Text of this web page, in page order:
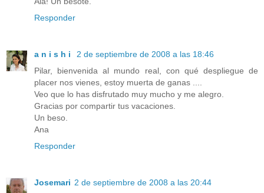
Responder
a n i s h i
2 de septiembre de 2008 a las 18:46
Pilar, bienvenida al mundo real, con qué despliegue de
placer nos vienes, estoy muerta de ganas ....
Veo que lo has disfrutado muy mucho y me alegro.
Gracias por compartir tus vacaciones.
Un beso.
Ana
Responder
Josemari 2 de septiembre de 2008 a las 20:44